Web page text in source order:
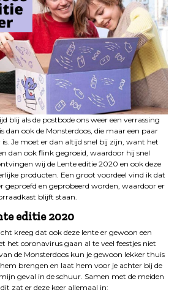
blij als de postbode ons weer een verrassing
dan ook de Monsterdoos, die maar een paar
Je moet er dan altijd snel bij zijn, want het
dan ook flink gegroeid, waardoor hij snel
wij de Lente editie 2020 en ook deze
producten. Een groot voordeel vind ik dat
geproefd en geprobeerd worden, waardoor er
blijft staan.
editie 2020
kreeg dat ook deze lente er gewoon een
het coronavirus gaan al te veel feestjes niet
de Monsterdoos kun je gewoon lekker thuis
brengen en laat hem voor je achter bij de
geval in de schuur. Samen met de meiden
zat er deze keer allemaal in: